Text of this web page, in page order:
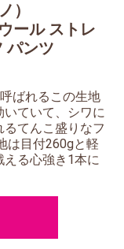
）
ール ストレ
パンツ
ばれるこの生地
ていて、シワに
てんこ盛りなフ
は目付260gと軽
る心強き1本に